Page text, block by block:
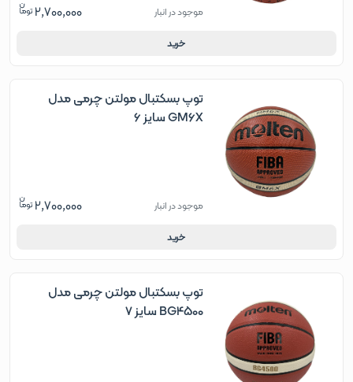
موجود در انبار 2,700,000
خرید
توپ بسکتبال مولتن چرمی مدل
GM6X سایز 6
موجود در انبار 2,700,000
خرید
توپ بسکتبال مولتن چرمی مدل
BG4500 سایز 7